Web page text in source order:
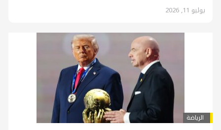
يوليو 11, 2026
الرياضة